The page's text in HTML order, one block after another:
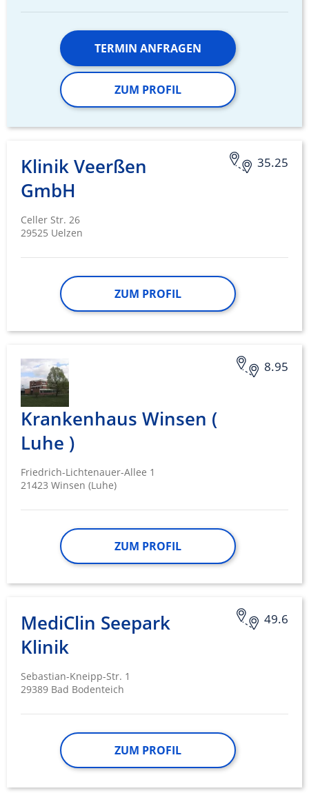
TERMIN ANFRAGEN
ZUM PROFIL
35.25
Klinik Veerßen
GmbH
Celler Str. 26
29525 Uelzen
ZUM PROFIL
8.95
Krankenhaus Winsen (
Luhe )
Friedrich-Lichtenauer-Allee 1
21423 Winsen (Luhe)
ZUM PROFIL
49.6
MediClin Seepark
Klinik
Sebastian-Kneipp-Str. 1
29389 Bad Bodenteich
ZUM PROFIL